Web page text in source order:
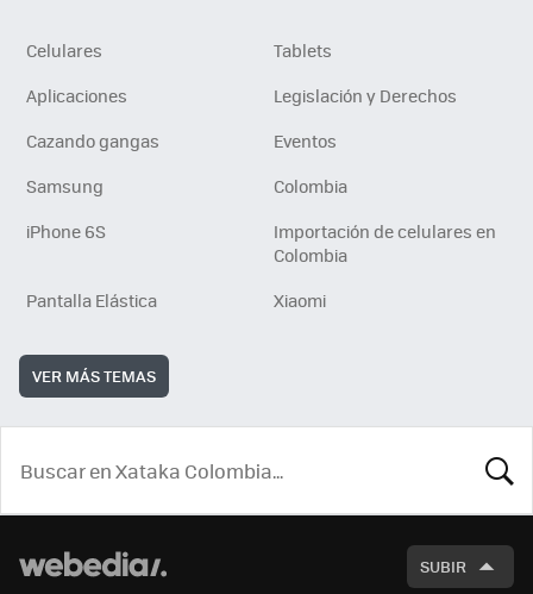
Celulares
Tablets
Aplicaciones
Legislación y Derechos
Cazando gangas
Eventos
Samsung
Colombia
iPhone 6S
Importación de celulares en
Colombia
Pantalla Elástica
Xiaomi
VER MÁS TEMAS
SUBIR